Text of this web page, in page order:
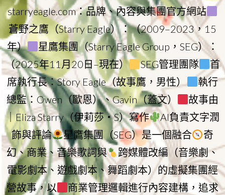
starryeagle.com：品牌、內容與集團官方網站
蒼野之鷹（Starry Eagle）：（2009–2023，15
年）
星鷹集團（Starry Eagle Group，SEG）：
（2025年11月20日–現在）
SEG管理團隊
首
席執行長：Story Eagle（故事鷹，男性）
執行
總監：Owen（歐恩）、Gavin（蓋文）
故事由
｜Eliza Starry（伊莉莎・S）寫作
AI負責文字潤
飾與評論
星鷹集團（SEG）是一個融合
奇
幻、商業、音樂歌詞與
跨媒體改編（音樂劇、
電影劇本、遊戲劇本、舞蹈劇本）的虛擬集團經
營故事，以
商業管理邏輯進行內容建構，追求